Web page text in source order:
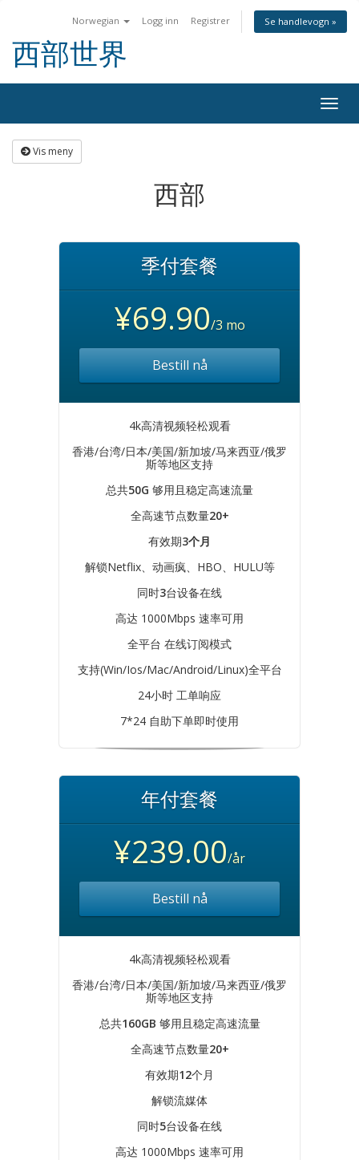
Norwegian Logg inn Registrer Se handlevogn »
西部世界
Vis meny
西部
季付套餐
¥69.90/3 mo
Bestill nå
4k高清视频轻松观看
香港/台湾/日本/美国/新加坡/马来西亚/俄罗
斯等地区支持
总共50G 够用且稳定高速流量
全高速节点数量20+
有效期3个月
解锁Netflix、动画疯、HBO、HULU等
同时3台设备在线
高达 1000Mbps 速率可用
全平台 在线订阅模式
支持(Win/Ios/Mac/Android/Linux)全平台
24小时 工单响应
7*24 自助下单即时使用
年付套餐
¥239.00/år
Bestill nå
4k高清视频轻松观看
香港/台湾/日本/美国/新加坡/马来西亚/俄罗
斯等地区支持
总共160GB 够用且稳定高速流量
全高速节点数量20+
有效期12个月
解锁流媒体
同时5台设备在线
高达 1000Mbps 速率可用